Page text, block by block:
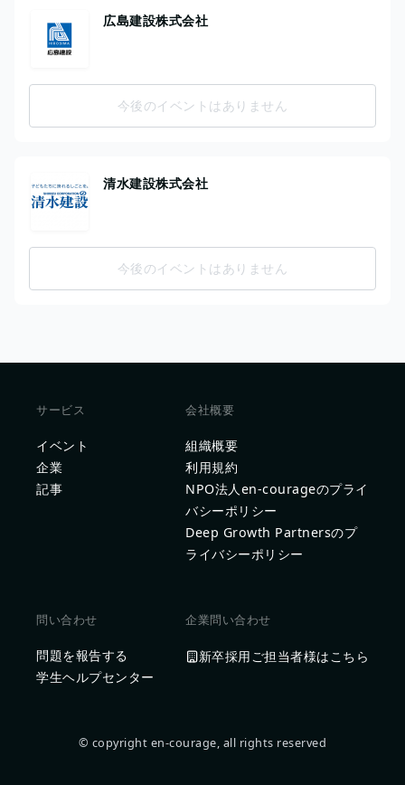
広島建設株式会社
今後のイベントはありません
清水建設株式会社
今後のイベントはありません
サービス
イベント
企業
記事
会社概要
組織概要
利用規約
NPO法人en-courageのプライ
バシーポリシー
Deep Growth Partnersのプ
ライバシーポリシー
問い合わせ
問題を報告する
学生ヘルプセンター
企業問い合わせ
新卒採用ご担当者様はこちら
© copyright en-courage, all rights reserved